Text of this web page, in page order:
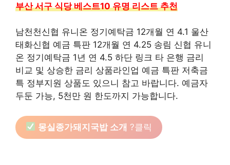
부산 서구 식당 베스트10 유명 리스트 추천
남천천신협 유니온 정기예탁금 12개월 연 4.1 울산
태화신협 예금 특판 12개월 연 4.25 송림 신협 유니
온 정기예탁금 1년 연 4.5 하단 링크 타 은행 금리
비교 및 상승한 금리 상품라인업 예금 특판 저축금
특 정부지원 상품도 있으니 참고 바랍니다. 예금자
두둔 가능, 5천만 원 한도까지 가능합니다.
몽실종가돼지국밥 소개 ?클릭